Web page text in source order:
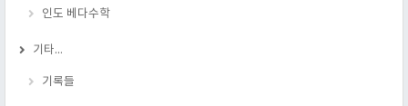
인도 베다수학
기타...
기록들